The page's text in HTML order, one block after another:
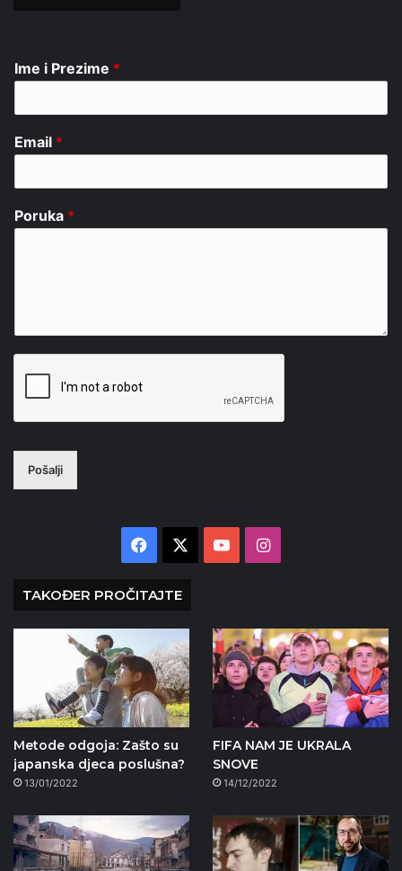
Ime i Prezime *
Email *
Poruka *
Pošalji
Facebook YouTubeInstagram
TAKOĐER PROČITAJTE
Metode odgoja: Zašto su
japanska djeca poslušna?
13/01/2022
FIFA NAM JE UKRALA
SNOVE
14/12/2022